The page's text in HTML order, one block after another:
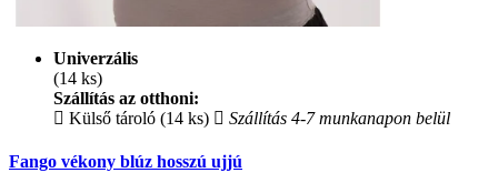
Univerzális
(14 ks)
Szállítás az otthoni:
Külső tároló (14 ks)
Szállítás 4-7 munkanapon belül
Fango vékony blúz hosszú ujjú